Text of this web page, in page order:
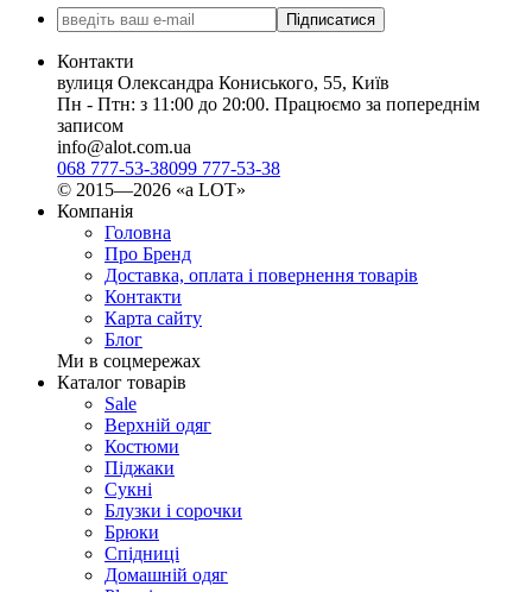
Підписатися
Контакти
вулиця Олександра Кониського, 55, Київ
Пн - Птн: з 11:00 до 20:00. Працюємо за попереднім
записом
info@alot.com.ua
068 777-53-38099 777-53-38
© 2015—2026 «а LOT»
Компанія
Головна
Про Бренд
Доставка, оплата і повернення товарів
Контакти
Карта сайту
Блог
Ми в соцмережах
Каталог товарів
Sale
Верхній одяг
Костюми
Піджаки
Сукні
Блузки і сорочки
Брюки
Спідниці
Домашній одяг